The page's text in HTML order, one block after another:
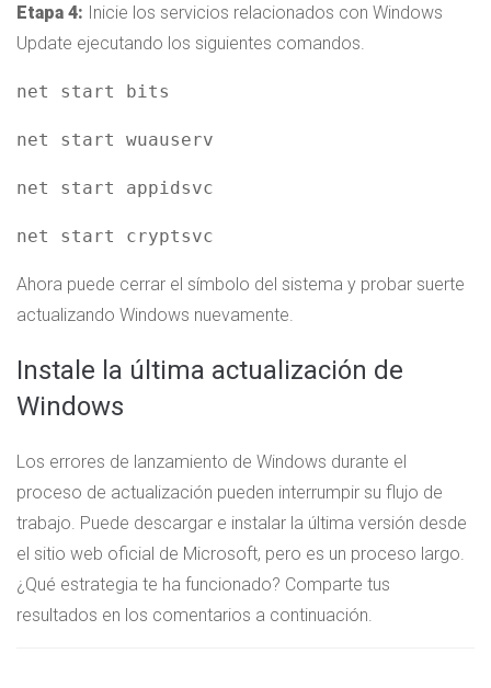
Etapa 4: Inicie los servicios relacionados con Windows
Update ejecutando los siguientes comandos.
net start bits
net start wuauserv
net start appidsvc
net start cryptsvc
Ahora puede cerrar el símbolo del sistema y probar suerte
actualizando Windows nuevamente.
Instale la última actualización de
Windows
Los errores de lanzamiento de Windows durante el
proceso de actualización pueden interrumpir su flujo de
trabajo. Puede descargar e instalar la última versión desde
el sitio web oficial de Microsoft, pero es un proceso largo.
¿Qué estrategia te ha funcionado? Comparte tus
resultados en los comentarios a continuación.